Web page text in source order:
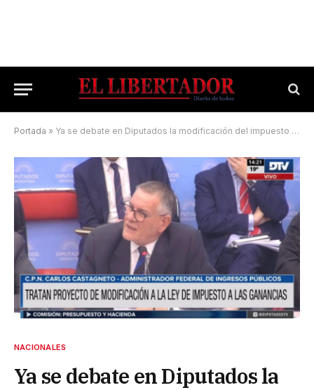
Portada » Ya se debate en Diputados la modificación del impuesto a las ganancias
NACIONALES
Ya se debate en Diputados la